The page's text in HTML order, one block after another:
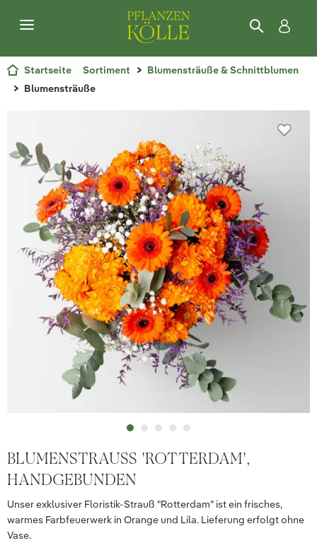
Startseite Sortiment
Blumensträuße & Schnittblumen
Blumensträuße
BLUMENSTRAUSS 'ROTTERDAM', H
ANDGEBUNDEN
Unser exklusiver Floristik-Strauß "Rotterdam" ist ein frisches,
warmes Farbfeuerwerk in Orange und Lila. Lieferung erfolgt ohne
Vase.